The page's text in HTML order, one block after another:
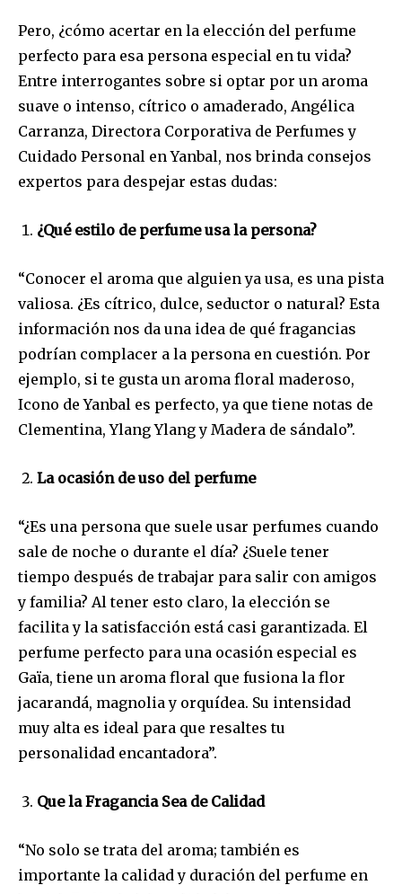
Pero, ¿cómo acertar en la elección del perfume
perfecto para esa persona especial en tu vida?
Entre interrogantes sobre si optar por un aroma
suave o intenso, cítrico o amaderado, Angélica
Carranza, Directora Corporativa de Perfumes y
Cuidado Personal en Yanbal, nos brinda consejos
expertos para despejar estas dudas:
¿Qué estilo de perfume usa la persona?
“Conocer el aroma que alguien ya usa, es una pista
valiosa. ¿Es cítrico, dulce, seductor o natural? Esta
información nos da una idea de qué fragancias
podrían complacer a la persona en cuestión. Por
ejemplo, si te gusta un aroma floral maderoso,
Icono de Yanbal es perfecto, ya que tiene notas de
Clementina, Ylang Ylang y Madera de sándalo”.
La ocasión de uso del perfume
“¿Es una persona que suele usar perfumes cuando
sale de noche o durante el día? ¿Suele tener
tiempo después de trabajar para salir con amigos
y familia? Al tener esto claro, la elección se
facilita y la satisfacción está casi garantizada. El
perfume perfecto para una ocasión especial es
Gaïa, tiene un aroma floral que fusiona la flor
jacarandá, magnolia y orquídea. Su intensidad
muy alta es ideal para que resaltes tu
personalidad encantadora”.
Que la Fragancia Sea de Calidad
“No solo se trata del aroma; también es
importante la calidad y duración del perfume en